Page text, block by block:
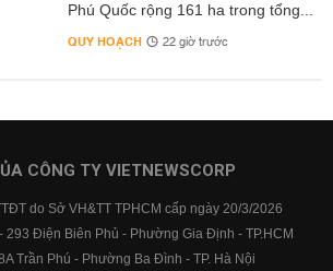
Phú Quốc rộng 161 ha trong tổng...
QUY HOẠCH 22 giờ trước
CÔNG TY VIETNEWSCORP
do Sở VH&TT TPHCM cấp ngày 20/3/2026
293 Điện Biên Phủ - Phường Gia Định - TP.HCM
Trần Phú - Phường Ba Đình - TP. Hà Nội